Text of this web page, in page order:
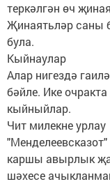
теркәлгән өч
Җинаятьләр саны
була.
Кыйнаулар
Алар нигездә
бәйле. Ике
кыйныйлар.
Чит милекне урлау
каршы авырлык
шәхесе